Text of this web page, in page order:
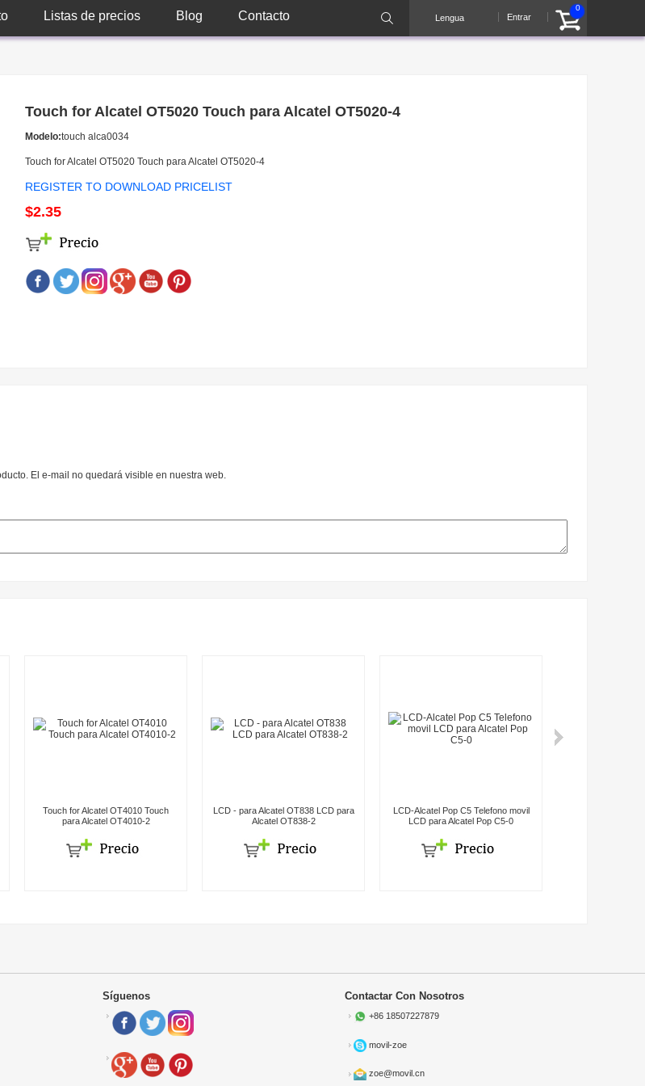
Listas de precios Blog Contacto Lengua Entrar
0
Touch for Alcatel OT5020 Touch para Alcatel OT5020-4
Modelo:touch alca0034
Touch for Alcatel OT5020 Touch para Alcatel OT5020-4
REGISTER TO DOWNLOAD PRICELIST
$2.35
El e-mail no quedará visible en nuestra web.
Touch for Alcatel OT4010 Touch
para Alcatel OT4010-2
LCD - para Alcatel OT838 LCD para
Alcatel OT838-2
LCD-Alcatel Pop C5 Telefono movil
LCD para Alcatel Pop C5-0
Síguenos Contactar Con Nosotros
+86 18507227879
movil-zoe
zoe@movil.cn